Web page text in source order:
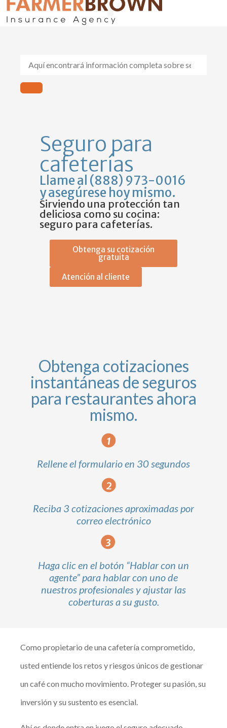
Seguro para
cafeterías
Llame al (888) 973-0016
y asegúrese hoy mismo.
Sirviendo una protección tan
deliciosa como su cocina:
seguro para cafeterías.
Obtenga su cotización
gratuita
Atención al cliente
Obtenga cotizaciones
instantáneas de seguros
para restaurantes ahora
mismo.
Rellene el formulario en 30 segundos
Reciba 3 cotizaciones aproximadas por
correo electrónico
Haga clic en el botón “Hablar con un
agente” para hablar con uno de
nuestros profesionales y ajustar las
coberturas a su gusto.
Como propietario de una cafetería comprometido,
usted entiende los retos y riesgos únicos de gestionar
un café con mucho movimiento. Proteger su pasión, su
inversión y su sustento es esencial.